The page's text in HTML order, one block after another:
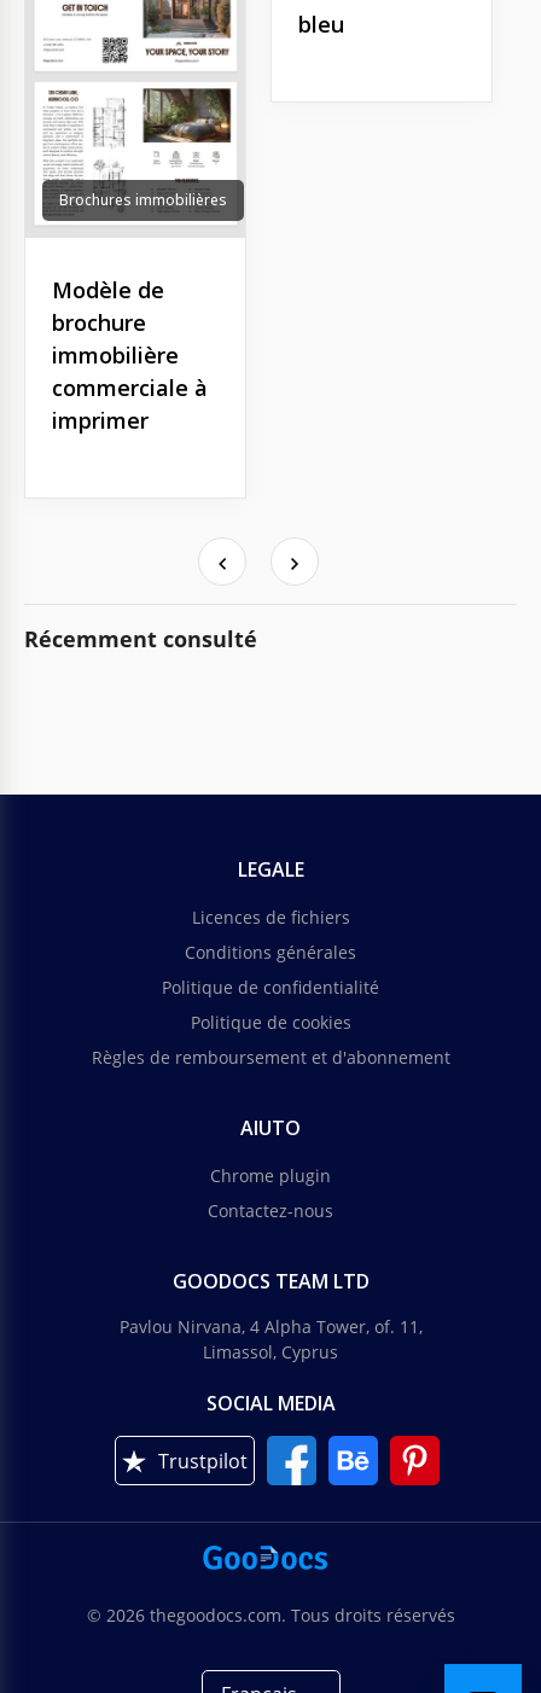
Brochures immobilières
Modèle de
brochure
immobilière
commerciale à
imprimer
bleu
Récemment consulté
LEGALE
Licences de fichiers
Conditions générales
Politique de confidentialité
Politique de cookies
Règles de remboursement et d'abonnement
AIUTO
Chrome plugin
Contactez-nous
GOODOCS TEAM LTD
Pavlou Nirvana, 4 Alpha Tower, of. 11,
Limassol, Cyprus
SOCIAL MEDIA
Trustpilot
© 2026 thegoodocs.com. Tous droits réservés